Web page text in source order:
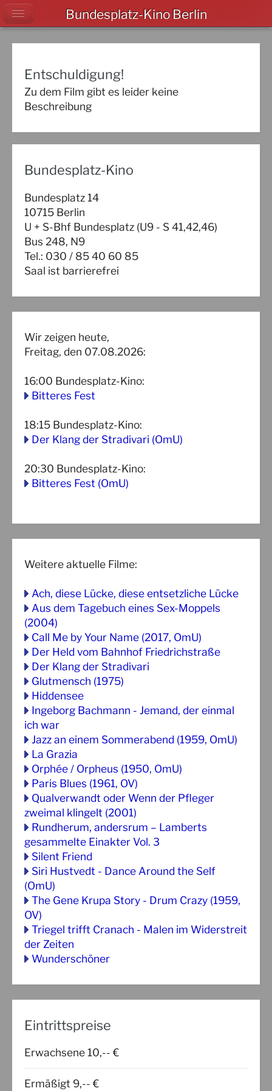
Bundesplatz-Kino
Bundesplatz 14
10715 Berlin
U + S-Bhf Bundesplatz (U9 - S 41,42,46)
Bus 248, N9
Tel.: 030 / 85 40 60 85
Saal ist barrierefrei
Wir zeigen heute,
Freitag, den 07.08.2026:
16:00 Bundesplatz-Kino:
Bitteres Fest
18:15 Bundesplatz-Kino:
Der Klang der Stradivari (OmU)
20:30 Bundesplatz-Kino:
Bitteres Fest (OmU)
Weitere aktuelle Filme:
Ach, diese Lücke, diese entsetzliche Lücke
Aus dem Tagebuch eines Sex-Moppels
(2004)
Call Me by Your Name (2017, OmU)
Der Held vom Bahnhof Friedrichstraße
Der Klang der Stradivari
Glutmensch (1975)
Hiddensee
Ingeborg Bachmann - Jemand, der einmal
ich war
Jazz an einem Sommerabend (1959, OmU)
La Grazia
Orphée / Orpheus (1950, OmU)
Paris Blues (1961, OV)
Qualverwandt oder Wenn der Pfleger
zweimal klingelt (2001)
Rundherum, andersrum – Lamberts
gesammelte Einakter Vol. 3
Silent Friend
Siri Hustvedt - Dance Around the Self
(OmU)
The Gene Krupa Story - Drum Crazy (1959,
OV)
Triegel trifft Cranach - Malen im Widerstreit
der Zeiten
Wunderschöner
Eintrittspreise
Erwachsene 10,-- €
Ermäßigt 9,-- €
Entschuldigung!
Zu dem Film gibt es leider keine
Beschreibung
Bundesplatz-Kino Berlin